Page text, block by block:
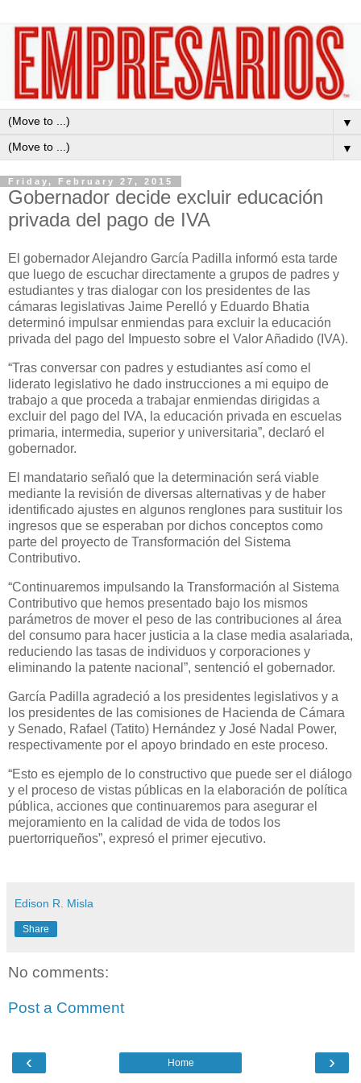
▼
▼
Friday, February 27, 2015
Gobernador decide excluir educación
privada del pago de IVA
El gobernador Alejandro García Padilla informó esta tarde
que luego de escuchar directamente a grupos de padres y
estudiantes y tras dialogar con los presidentes de las
cámaras legislativas Jaime Perelló y Eduardo Bhatia
determinó impulsar enmiendas para excluir la educación
privada del pago del Impuesto sobre el Valor Añadido (IVA).
“Tras conversar con padres y estudiantes así como el
liderato legislativo he dado instrucciones a mi equipo de
trabajo a que proceda a trabajar enmiendas dirigidas a
excluir del pago del IVA, la educación privada en escuelas
primaria, intermedia, superior y universitaria”, declaró el
gobernador.
El mandatario señaló que la determinación será viable
mediante la revisión de diversas alternativas y de haber
identificado ajustes en algunos renglones para sustituir los
ingresos que se esperaban por dichos conceptos como
parte del proyecto de Transformación del Sistema
Contributivo.
“Continuaremos impulsando la Transformación al Sistema
Contributivo que hemos presentado bajo los mismos
parámetros de mover el peso de las contribuciones al área
del consumo para hacer justicia a la clase media asalariada,
reduciendo las tasas de individuos y corporaciones y
eliminando la patente nacional”, sentenció el gobernador.
García Padilla agradeció a los presidentes legislativos y a
los presidentes de las comisiones de Hacienda de Cámara
y Senado, Rafael (Tatito) Hernández y José Nadal Power,
respectivamente por el apoyo brindado en este proceso.
“Esto es ejemplo de lo constructivo que puede ser el diálogo
y el proceso de vistas públicas en la elaboración de política
pública, acciones que continuaremos para asegurar el
mejoramiento en la calidad de vida de todos los
puertorriqueños”, expresó el primer ejecutivo.
Edison R. Misla
Share
No comments:
Post a Comment
‹ ›
Home